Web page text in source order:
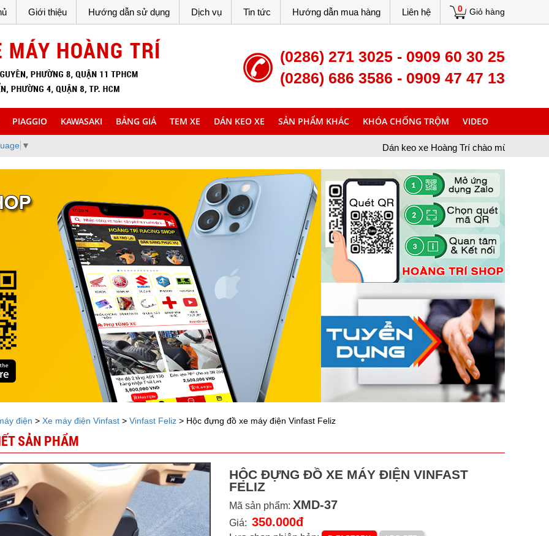
0 Giỏ hàng
Giới thiệu Hướng dẫn sử dụng Dịch vụ Tin tức Hướng dẫn mua hàng Liên hệ
(0286) 271 3025 - 0909 60 30 25
(0286) 686 3586 - 0909 47 47 13
PIAGGIO KAWASAKI BẢNG GIÁ TEM XE DÁN KEO XE SẢN PHẨM KHÁC KHÓA CHỐNG TRỘM VIDEO
▼ Dán keo xe Hoàng Trí chào mừng bạn đã ghé thăm
điện > Xe máy điện Vinfast> Vinfast Feliz> Hộc đựng đồ xe máy điện Vinfast Feliz
SẢN PHẨM
HỘC ĐỰNG ĐỒ XE MÁY ĐIỆN VINFAST
FELIZ
Mã sản phẩm: XMD-37
Giá: 350.000đ